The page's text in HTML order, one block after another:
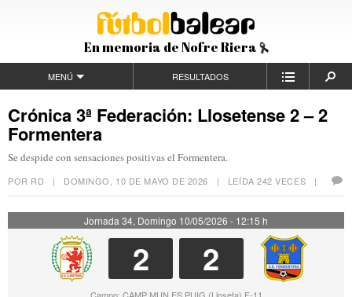
En memoria de Nofre Riera
MENÚ RESULTADOS
Crónica 3ª Federación: Llosetense 2 – 2
Formentera
Se despide con sensaciones positivas el Formentera.
POR RD | DOMINGO, 10 DE MAYO DE 2026 | LEÍDA 242 VECES |
Jornada 34, Domingo 10/05/2026 - 12:15 h
2 2